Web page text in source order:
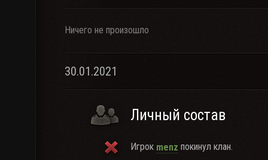
Ничего не произошло
30.01.2021
Личный состав
Игрок menz покинул клан.